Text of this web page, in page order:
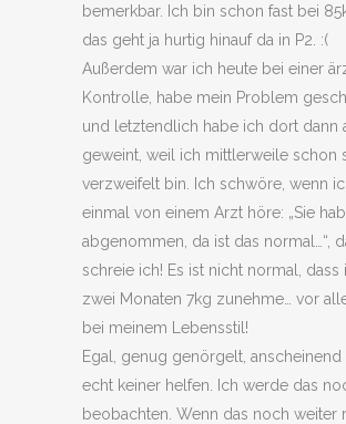
bemerkbar. Ich bin schon fast bei
das geht ja hurtig hinauf da in P2. :(
Außerdem war ich heute bei einer
Kontrolle, habe mein Problem
und letztendlich habe ich dort dann
geweint, weil ich mittlerweile schon
verzweifelt bin. Ich schwöre, wenn
einmal von einem Arzt höre: „Sie
abgenommen, da ist das normal…“,
schreie ich! Es ist nicht normal, dass
zwei Monaten 7kg zunehme… vor
bei meinem Lebensstil!
Egal, genug genörgelt, anscheinend
echt keiner helfen. Ich werde das
beobachten. Wenn das noch weiter